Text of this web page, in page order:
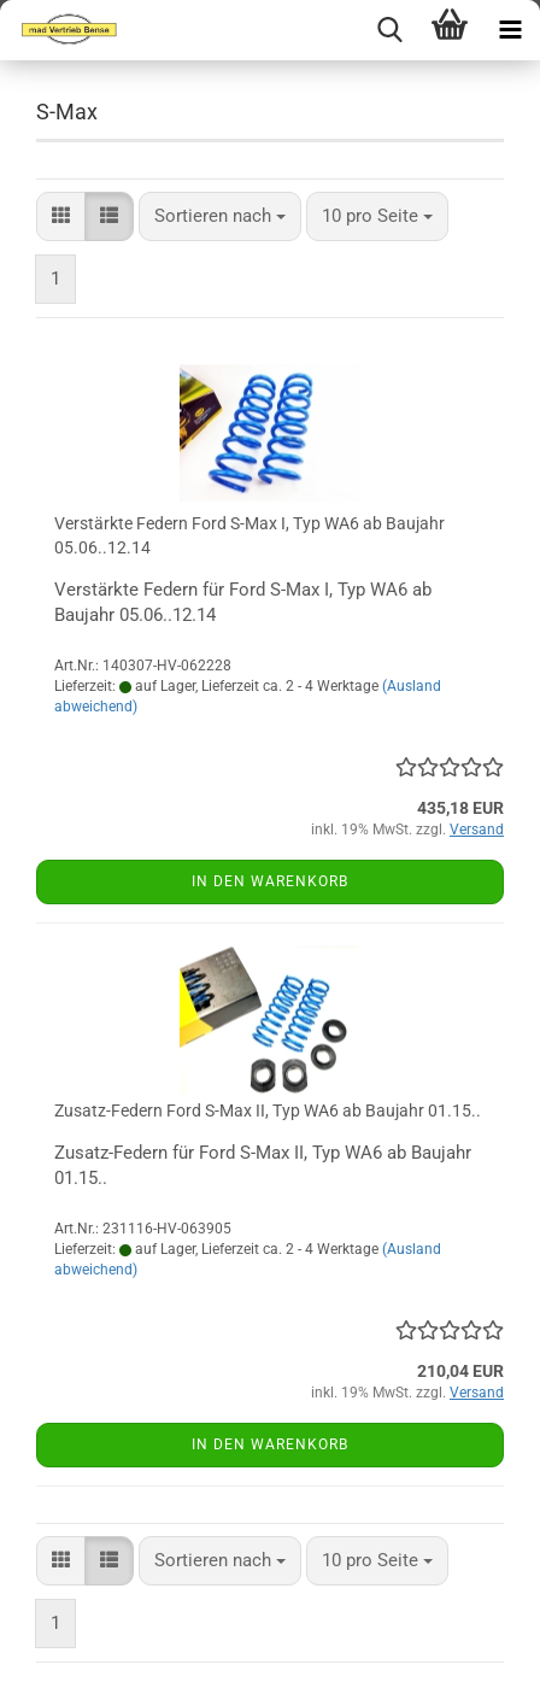
S-Max
Sortieren nach
Sortieren nach 10 pro Seite
pro Seite
1
Verstärkte Federn Ford S-Max I, Typ WA6 ab Baujahr
05.06..12.14
Verstärkte Federn für Ford S-Max I, Typ WA6 ab
Baujahr 05.06..12.14
Art.Nr.: 140307-HV-062228
Lieferzeit:
auf Lager, Lieferzeit ca. 2 - 4 Werktage (Ausland
abweichend)
435,18 EUR
inkl. 19% MwSt. zzgl. Versand
IN DEN WARENKORB
Zusatz-Federn Ford S-Max II, Typ WA6 ab Baujahr 01.15..
Zusatz-Federn für Ford S-Max II, Typ WA6 ab Baujahr
01.15..
Art.Nr.: 231116-HV-063905
Lieferzeit:
auf Lager, Lieferzeit ca. 2 - 4 Werktage (Ausland
abweichend)
210,04 EUR
inkl. 19% MwSt. zzgl. Versand
IN DEN WARENKORB
Sortieren nach
Sortieren nach 10 pro Seite
pro Seite
1